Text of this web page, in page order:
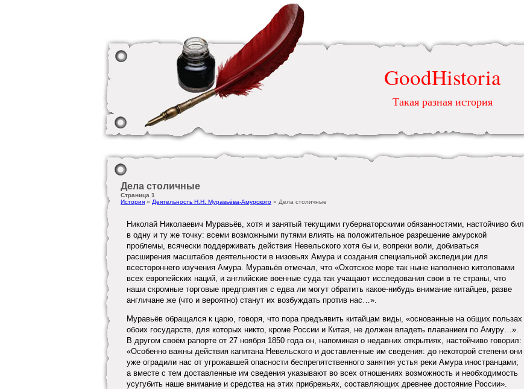
GoodHistoria
Такая разная история
Дела столичные
Страница 1
История » Деятельность Н.Н. Муравьёва-Амурского » Дела столичные
Николай Николаевич Муравьёв, хотя и занятый текущими губернаторскими обязанностями, настойчиво бил
в одну и ту же точку: всеми возможными путями влиять на положительное разрешение амурской
проблемы, всячески поддерживать действия Невельского хотя бы и, вопреки воли, добиваться
расширения масштабов деятельности в низовьях Амура и создания специальной экспедиции для
всестороннего изучения Амура. Муравьёв отмечал, что «Охотское море так ныне наполнено китоловами
всех европейских наций, и английские военные суда так учащают исследования свои в те страны, что
наши скромные торговые предприятия с едва ли могут обратить какое-нибудь внимание китайцев, разве
англичане же (что и вероятно) станут их возбуждать против нас…».
Муравьёв обращался к царю, говоря, что пора предъявить китайцам виды, «основанные на общих пользах
обоих государств, для которых никто, кроме России и Китая, не должен владеть плаванием по Амуру…».
В другом своём рапорте от 27 ноября 1850 года он, напоминая о недавних открытиях, настойчиво говорил:
«Особенно важны действия капитана Невельского и доставленные им сведения: до некоторой степени они
уже оградили нас от угрожавшей опасности беспрепятственного занятия устья реки Амура иностранцами;
а вместе с тем доставленные им сведения указывают во всех отношениях возможность и необходимость
усугубить наше внимание и средства на этих прибрежьях, составляющих древнее достояние России».